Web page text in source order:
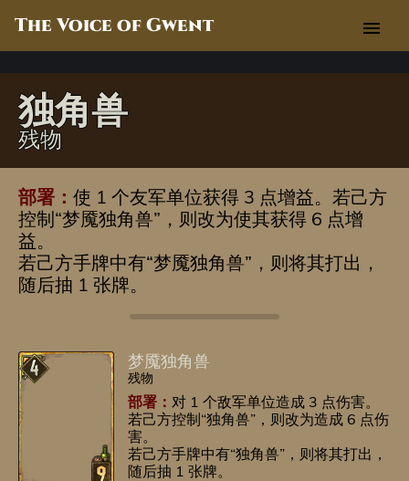
The Voice of Gwent menu
独角兽
残物
部署： 使 1 个友军单位获得 3 点增益。若己方
控制“梦魇独角兽”，则改为使其获得 6 点增
益。
若己方手牌中有“梦魇独角兽”，则将其打出，
随后抽 1 张牌。
梦魇独角兽
残物
部署： 对 1 个敌军单位造成 3 点伤害。
若己方控制“独角兽”，则改为造成 6 点伤
害。
若己方手牌中有“独角兽”，则将其打出，
随后抽 1 张牌。